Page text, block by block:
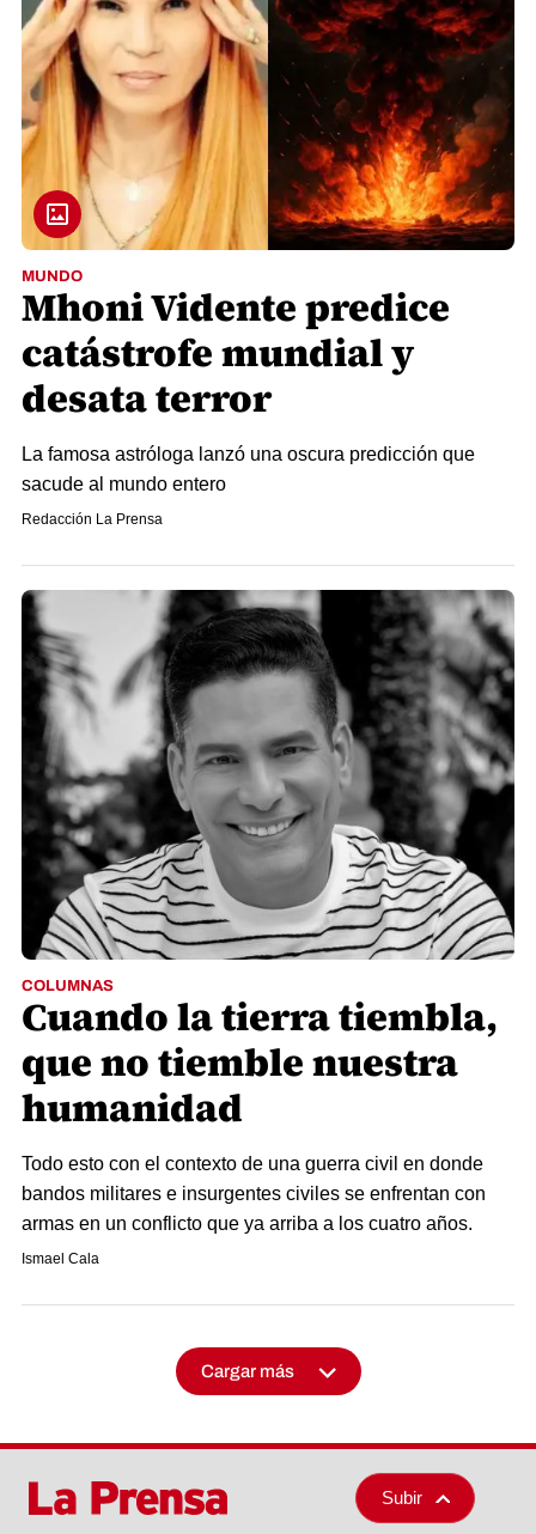
MUNDO
Mhoni Vidente predice
catástrofe mundial y
desata terror
La famosa astróloga lanzó una oscura predicción que
sacude al mundo entero
Redacción La Prensa
COLUMNAS
Cuando la tierra tiembla,
que no tiemble nuestra
humanidad
Todo esto con el contexto de una guerra civil en donde
bandos militares e insurgentes civiles se enfrentan con
armas en un conflicto que ya arriba a los cuatro años.
Ismael Cala
Cargar más
Subir